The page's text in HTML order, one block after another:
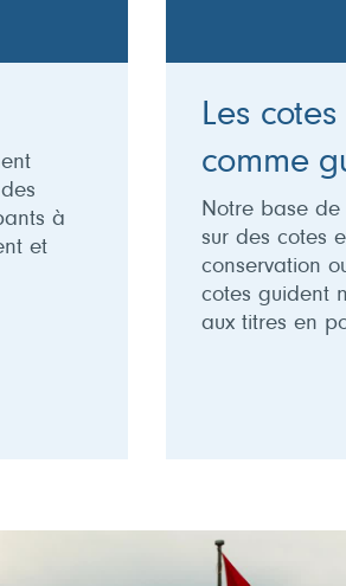
à
et
Les cotes
comme
Notre base de
sur des cotes
conservation
cotes guident
aux titres en